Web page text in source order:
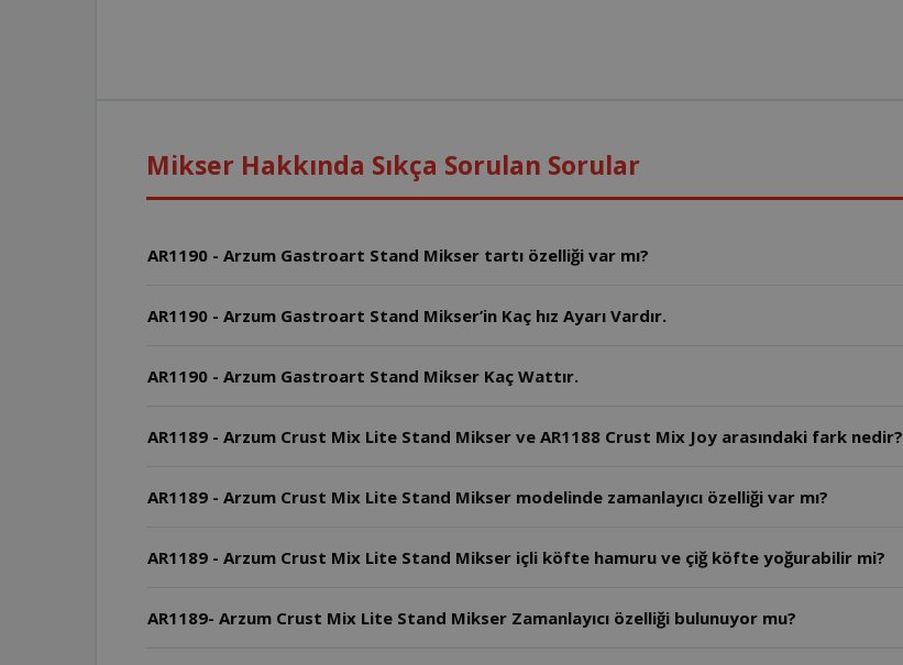
Mikser Hakkında Sıkça Sorulan Sorular
AR1190 - Arzum Gastroart Stand Mikser tartı özelliği var mı?
AR1190 - Arzum Gastroart Stand Mikser’in Kaç hız Ayarı Vardır.
AR1190 - Arzum Gastroart Stand Mikser Kaç Wattır.
AR1189 - Arzum Crust Mix Lite Stand Mikser ve AR1188 Crust Mix Joy arasındaki fark nedir?
AR1189 - Arzum Crust Mix Lite Stand Mikser modelinde zamanlayıcı özelliği var mı?
AR1189 - Arzum Crust Mix Lite Stand Mikser içli köfte hamuru ve çiğ köfte yoğurabilir mi?
AR1189- Arzum Crust Mix Lite Stand Mikser Zamanlayıcı özelliği bulunuyor mu?